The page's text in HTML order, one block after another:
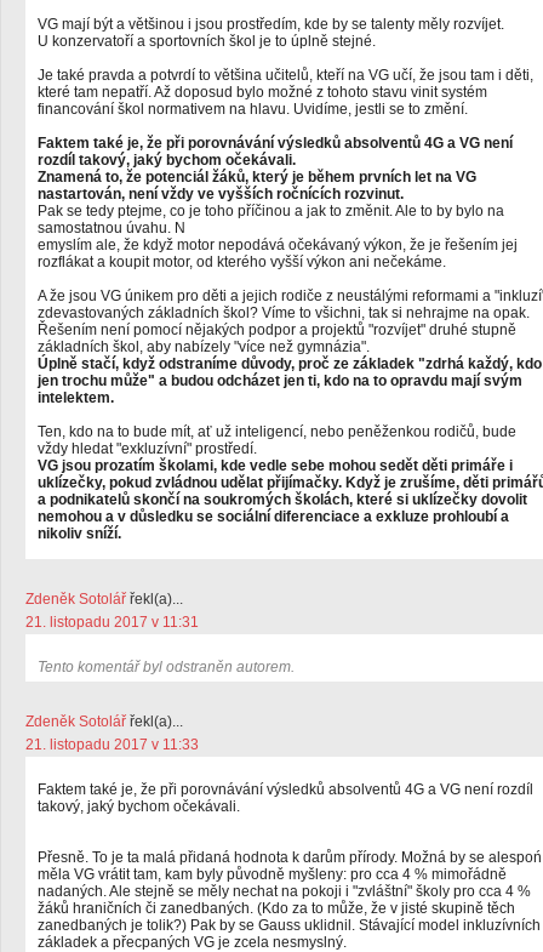
VG mají být a většinou i jsou prostředím, kde by se talenty měly rozvíjet.
U konzervatoří a sportovních škol je to úplně stejné.
Je také pravda a potvrdí to většina učitelů, kteří na VG učí, že jsou tam i děti,
které tam nepatří. Až doposud bylo možné z tohoto stavu vinit systém
financování škol normativem na hlavu. Uvidíme, jestli se to změní.
Faktem také je, že při porovnávání výsledků absolventů 4G a VG není
rozdíl takový, jaký bychom očekávali.
Znamená to, že potenciál žáků, který je během prvních let na VG
nastartován, není vždy ve vyšších ročnících rozvinut.
Pak se tedy ptejme, co je toho příčinou a jak to změnit. Ale to by bylo na
samostatnou úvahu. N
emyslím ale, že když motor nepodává očekávaný výkon, že je řešením jej
rozflákat a koupit motor, od kterého vyšší výkon ani nečekáme.
A že jsou VG únikem pro děti a jejich rodiče z neustálými reformami a
zdevastovaných základních škol? Víme to všichni, tak si nehrajme na opak.
Řešením není pomocí nějakých podpor a projektů "rozvíjet" druhé stupně
základních škol, aby nabízely "více než gymnázia".
Úplně stačí, když odstraníme důvody, proč ze základek "zdrhá každý, kdo
jen trochu může" a budou odcházet jen ti, kdo na to opravdu mají svým
intelektem.
Ten, kdo na to bude mít, ať už inteligencí, nebo peněženkou rodičů, bude
vždy hledat "exkluzívní" prostředí.
VG jsou prozatím školami, kde vedle sebe mohou sedět děti primáře i
uklízečky, pokud zvládnou udělat přijímačky. Když je zrušíme, děti
a podnikatelů skončí na soukromých školách, které si uklízečky dovolit
nemohou a v důsledku se sociální diferenciace a exkluze prohloubí a
nikoliv sníží.
Zdeněk Sotolář řekl(a)...
21. listopadu 2017 v 11:31
Tento komentář byl odstraněn autorem.
Zdeněk Sotolář řekl(a)...
21. listopadu 2017 v 11:33
Faktem také je, že při porovnávání výsledků absolventů 4G a VG není rozdíl
takový, jaký bychom očekávali.
Přesně. To je ta malá přidaná hodnota k darům přírody. Možná by se alespoń
měla VG vrátit tam, kam byly původně myšleny: pro cca 4 % mimořádně
nadaných. Ale stejně se měly nechat na pokoji i "zvláštní" školy pro cca 4 %
žáků hraničních či zanedbaných. (Kdo za to může, že v jisté skupině těch
zanedbaných je tolik?) Pak by se Gauss uklidnil. Stávající model inkluzívních
základek a přecpaných VG je zcela nesmyslný.